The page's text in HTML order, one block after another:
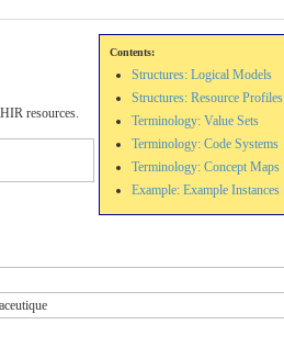
Contents:
Structures: Logical Models
Structures: Resource Profiles
Terminology: Value Sets
Terminology: Code Systems
Terminology: Concept Maps
Example: Example Instances
resources.